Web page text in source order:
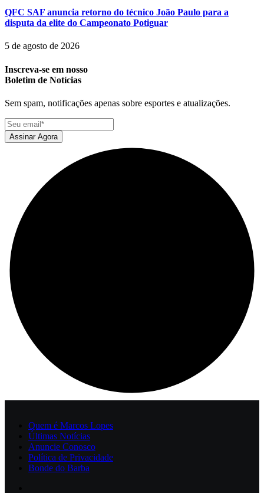
QFC SAF anuncia retorno do técnico João Paulo para a
disputa da elite do Campeonato Potiguar
5 de agosto de 2026
Inscreva-se em nosso
Boletim de Notícias
Sem spam, notificações apenas sobre esportes e atualizações.
Assinar Agora
Quem é Marcos Lopes
Últimas Notícias
Anuncie Conosco
Política de Privacidade
Bonde do Barba